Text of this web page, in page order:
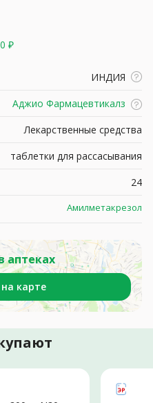
₽
ИНДИЯ
Аджио Фармацевтикалз
Лекарственные средства
таблетки для рассасывания
24
Амилметакрезол
аптеках
карте